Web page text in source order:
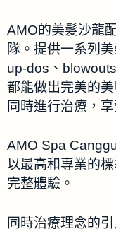
AMO的美髮沙龍
隊。提供一系列
up-dos、
都能做出完美的
同時進行治療，
AMO Spa
以最高和專業的
完整體驗。
同時治療理念的